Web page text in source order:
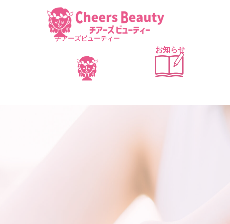
チアーズビューティー
お知らせ